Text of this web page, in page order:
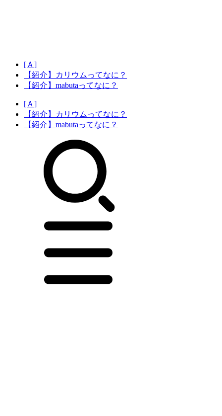
[Ａ]
【紹介】カリウムってなに？
【紹介】mabutaってなに？
[Ａ]
【紹介】カリウムってなに？
【紹介】mabutaってなに？